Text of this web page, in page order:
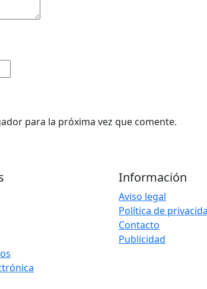
para la próxima vez que comente.
Información
Aviso legal
Política de
Contacto
Publicidad